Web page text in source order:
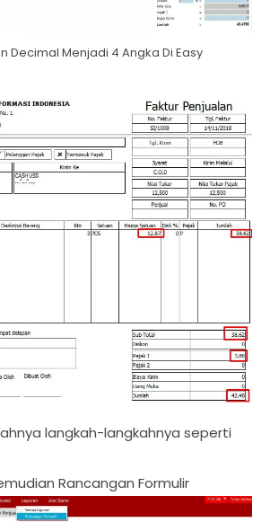
Decimal Menjadi 4 Angka Di Easy
langkah-langkahnya seperti
Rancangan Formulir